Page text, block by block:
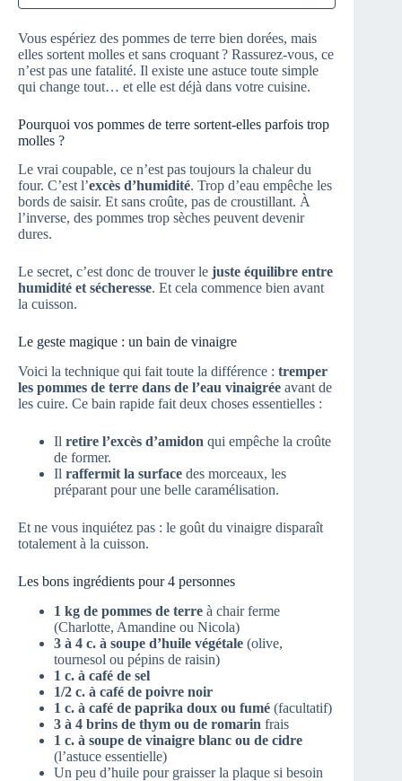
Vous espériez des pommes de terre bien dorées, mais
elles sortent molles et sans croquant ? Rassurez-vous, ce
n’est pas une fatalité. Il existe une astuce toute simple
qui change tout… et elle est déjà dans votre cuisine.
Pourquoi vos pommes de terre sortent-elles parfois trop
molles ?
Le vrai coupable, ce n’est pas toujours la chaleur du
four. C’est l’excès d’humidité. Trop d’eau empêche les
bords de saisir. Et sans croûte, pas de croustillant. À
l’inverse, des pommes trop sèches peuvent devenir
dures.
Le secret, c’est donc de trouver le juste équilibre entre
humidité et sécheresse. Et cela commence bien avant
la cuisson.
Le geste magique : un bain de vinaigre
Voici la technique qui fait toute la différence : tremper
les pommes de terre dans de l’eau vinaigrée avant de
les cuire. Ce bain rapide fait deux choses essentielles :
Il retire l’excès d’amidon qui empêche la croûte
de former.
Il raffermit la surface des morceaux, les
préparant pour une belle caramélisation.
Et ne vous inquiétez pas : le goût du vinaigre disparaît
totalement à la cuisson.
Les bons ingrédients pour 4 personnes
1 kg de pommes de terre à chair ferme
(Charlotte, Amandine ou Nicola)
3 à 4 c. à soupe d’huile végétale (olive,
tournesol ou pépins de raisin)
1 c. à café de sel
1/2 c. à café de poivre noir
1 c. à café de paprika doux ou fumé (facultatif)
3 à 4 brins de thym ou de romarin frais
1 c. à soupe de vinaigre blanc ou de cidre
(l’astuce essentielle)
Un peu d’huile pour graisser la plaque si besoin